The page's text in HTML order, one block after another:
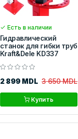
Есть в наличии
Гидравлический
станок для гибки труб
Kraft&Dele KD337
2 899 MDL 3 650 MDL
Купить